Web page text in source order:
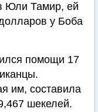
Юли Тамир, ей
у Боба
помощи 17
им, составила
шекелей.